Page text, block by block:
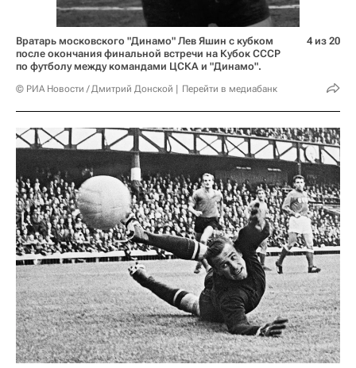
Вратарь московского "Динамо" Лев Яшин с кубком
после окончания финальной встречи на Кубок СССР
по футболу между командами ЦСКА и "Динамо".
© РИА Новости / Дмитрий Донской Перейти в медиабанк
4 из 20